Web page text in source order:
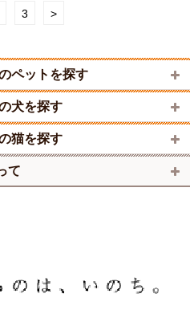
3 >
ペットを探す
犬を探す
猫を探す
て